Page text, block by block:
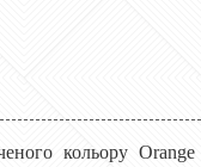
кольору Orange